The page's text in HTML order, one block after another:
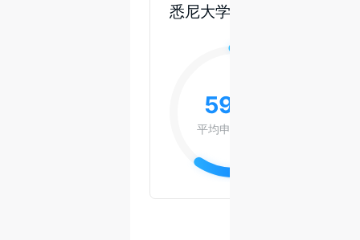
悉尼大学计算机方向录取报
59.4
平均申请成功率